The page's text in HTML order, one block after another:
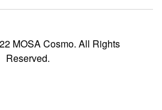
MOSA Cosmo. All Rights
Reserved.